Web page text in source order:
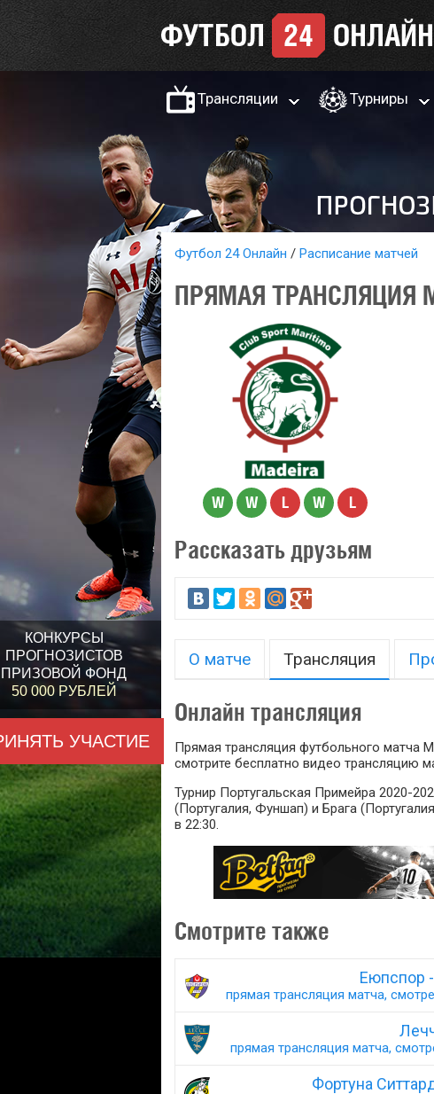
КОНКУРСЫ
ПРОГНОЗИСТОВ
ПРИЗОВОЙ ФОНД
50 000 РУБЛЕЙ
УЧАСТИЕ
Трансляции Турниры
Футбол 24 Онлайн Расписание матчей
ПРЯМАЯ ТРАНСЛЯЦИЯ
W W L W L
Рассказать друзьям
О матче Трансляция
Онлайн трансляция
Прямая трансляция футбольного матча
смотрите бесплатно видео трансляцию
Турнир Португальская Примейра 2020-
(Португалия, Фуншап) и Брага
в 22:30.
Смотрите также
Еюпспор
прямая трансляция матча,
прямая трансляция матча,
Фортуна